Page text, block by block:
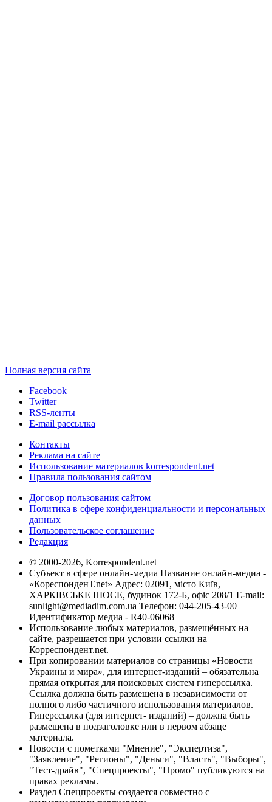
Полная версия сайта
Facebook
Twitter
RSS-ленты
E-mail рассылка
Контакты
Реклама на сайте
Использование материалов korrespondent.net
Правила пользования сайтом
Договор пользования сайтом
Политика в сфере конфиденциальности и персональных
данных
Пользовательское соглашение
Редакция
© 2000-2026, Korrespondent.net
Субъект в сфере онлайн-медиа Название онлайн-медиа -
«КореспонденТ.net» Адрес: 02091, місто Київ,
ХАРКІВСЬКЕ ШОСЕ, будинок 172-Б, офіс 208/1 E-mail:
sunlight@mediadim.com.ua Телефон: 044-205-43-00
Идентификатор медиа - R40-06068
Использование любых материалов, размещённых на
сайте, разрешается при условии ссылки на
Корреспондент.net.
При копировании материалов со страницы «Новости
Украины и мира», для интернет-изданий – обязательна
прямая открытая для поисковых систем гиперссылка.
Ссылка должна быть размещена в независимости от
полного либо частичного использования материалов.
Гиперссылка (для интернет- изданий) – должна быть
размещена в подзаголовке или в первом абзаце
материала.
Новости с пометками "Мнение", "Экспертиза",
"Заявление", "Регионы", "Деньги", "Власть", "Выборы",
"Тест-драйв", "Спецпроекты", "Промо" публикуются на
правах рекламы.
Раздел Спецпроекты создается совместно с